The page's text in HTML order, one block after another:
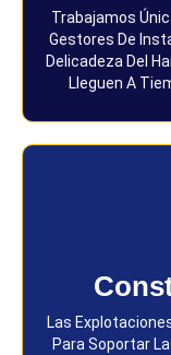
Trabajamos
Gestores De
Delicadeza Del
Lleguen A
Las
Para Soportar